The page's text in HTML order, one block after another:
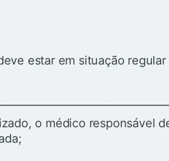
estar em situação regular
o médico responsável